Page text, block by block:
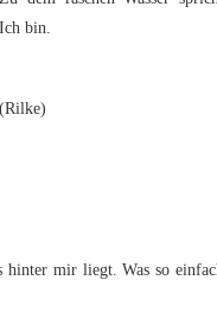
Ich bin.
(Rilke)
hinter mir liegt. Was so